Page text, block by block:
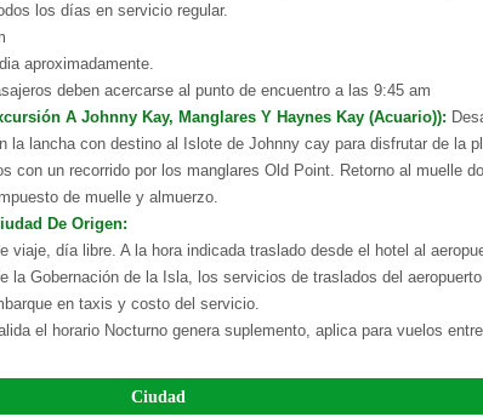
los días en servicio regular.
aproximadamente.
deben acercarse al punto de encuentro a las 9:45 am
A Johnny Kay, Manglares Y Haynes Kay (Acuario)):
la lancha con destino al Islote de Johnny cay para disfrutar de
con un recorrido por los manglares Old Point. Retorno al muelle
de muelle y almuerzo.
De Origen:
viaje, día libre. A la hora indicada traslado desde el hotel al
la Gobernación de la Isla, los servicios de traslados del
en taxis y costo del servicio.
el horario Nocturno genera suplemento, aplica para vuelos
Ciudad